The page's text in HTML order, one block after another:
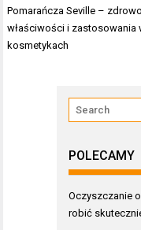
Nawigacja
wpisu
Pomarańcza Seville –
właściwości i zastosowania
kosmetykach
POLECAMY
Oczyszczanie
robić